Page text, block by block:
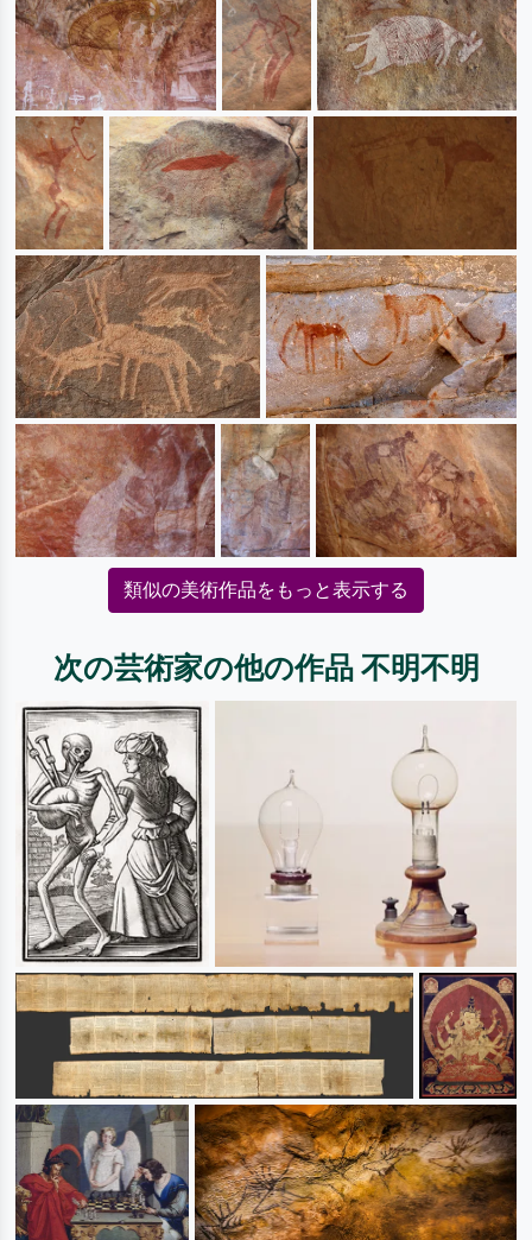
類似の美術作品をもっと表示する
次の芸術家の他の作品 不明不明